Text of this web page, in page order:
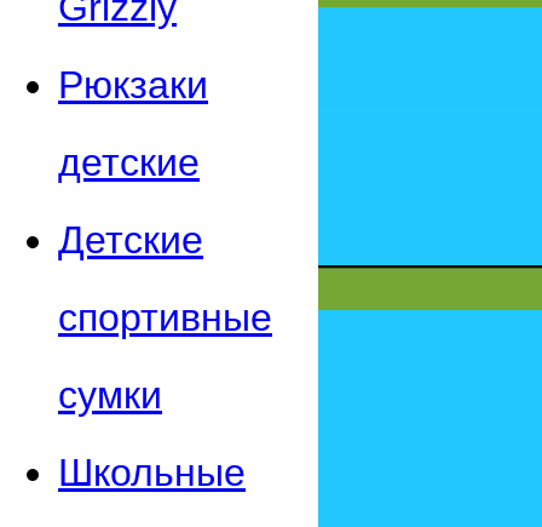
Рюкзаки
детские
Детские
спортивные
сумки
Школьные